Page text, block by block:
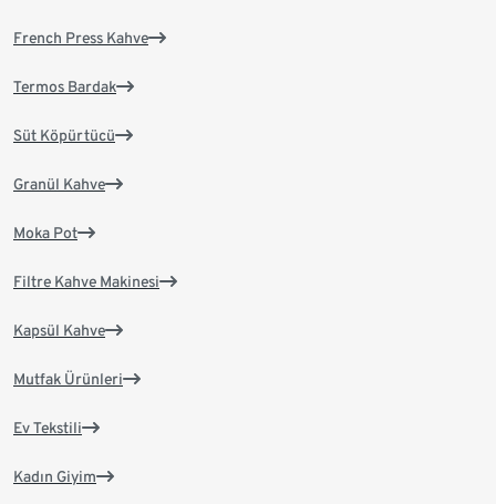
French Press Kahve
Termos Bardak
Süt Köpürtücü
Granül Kahve
Moka Pot
Filtre Kahve Makinesi
Kapsül Kahve
Mutfak Ürünleri
Ev Tekstili
Kadın Giyim